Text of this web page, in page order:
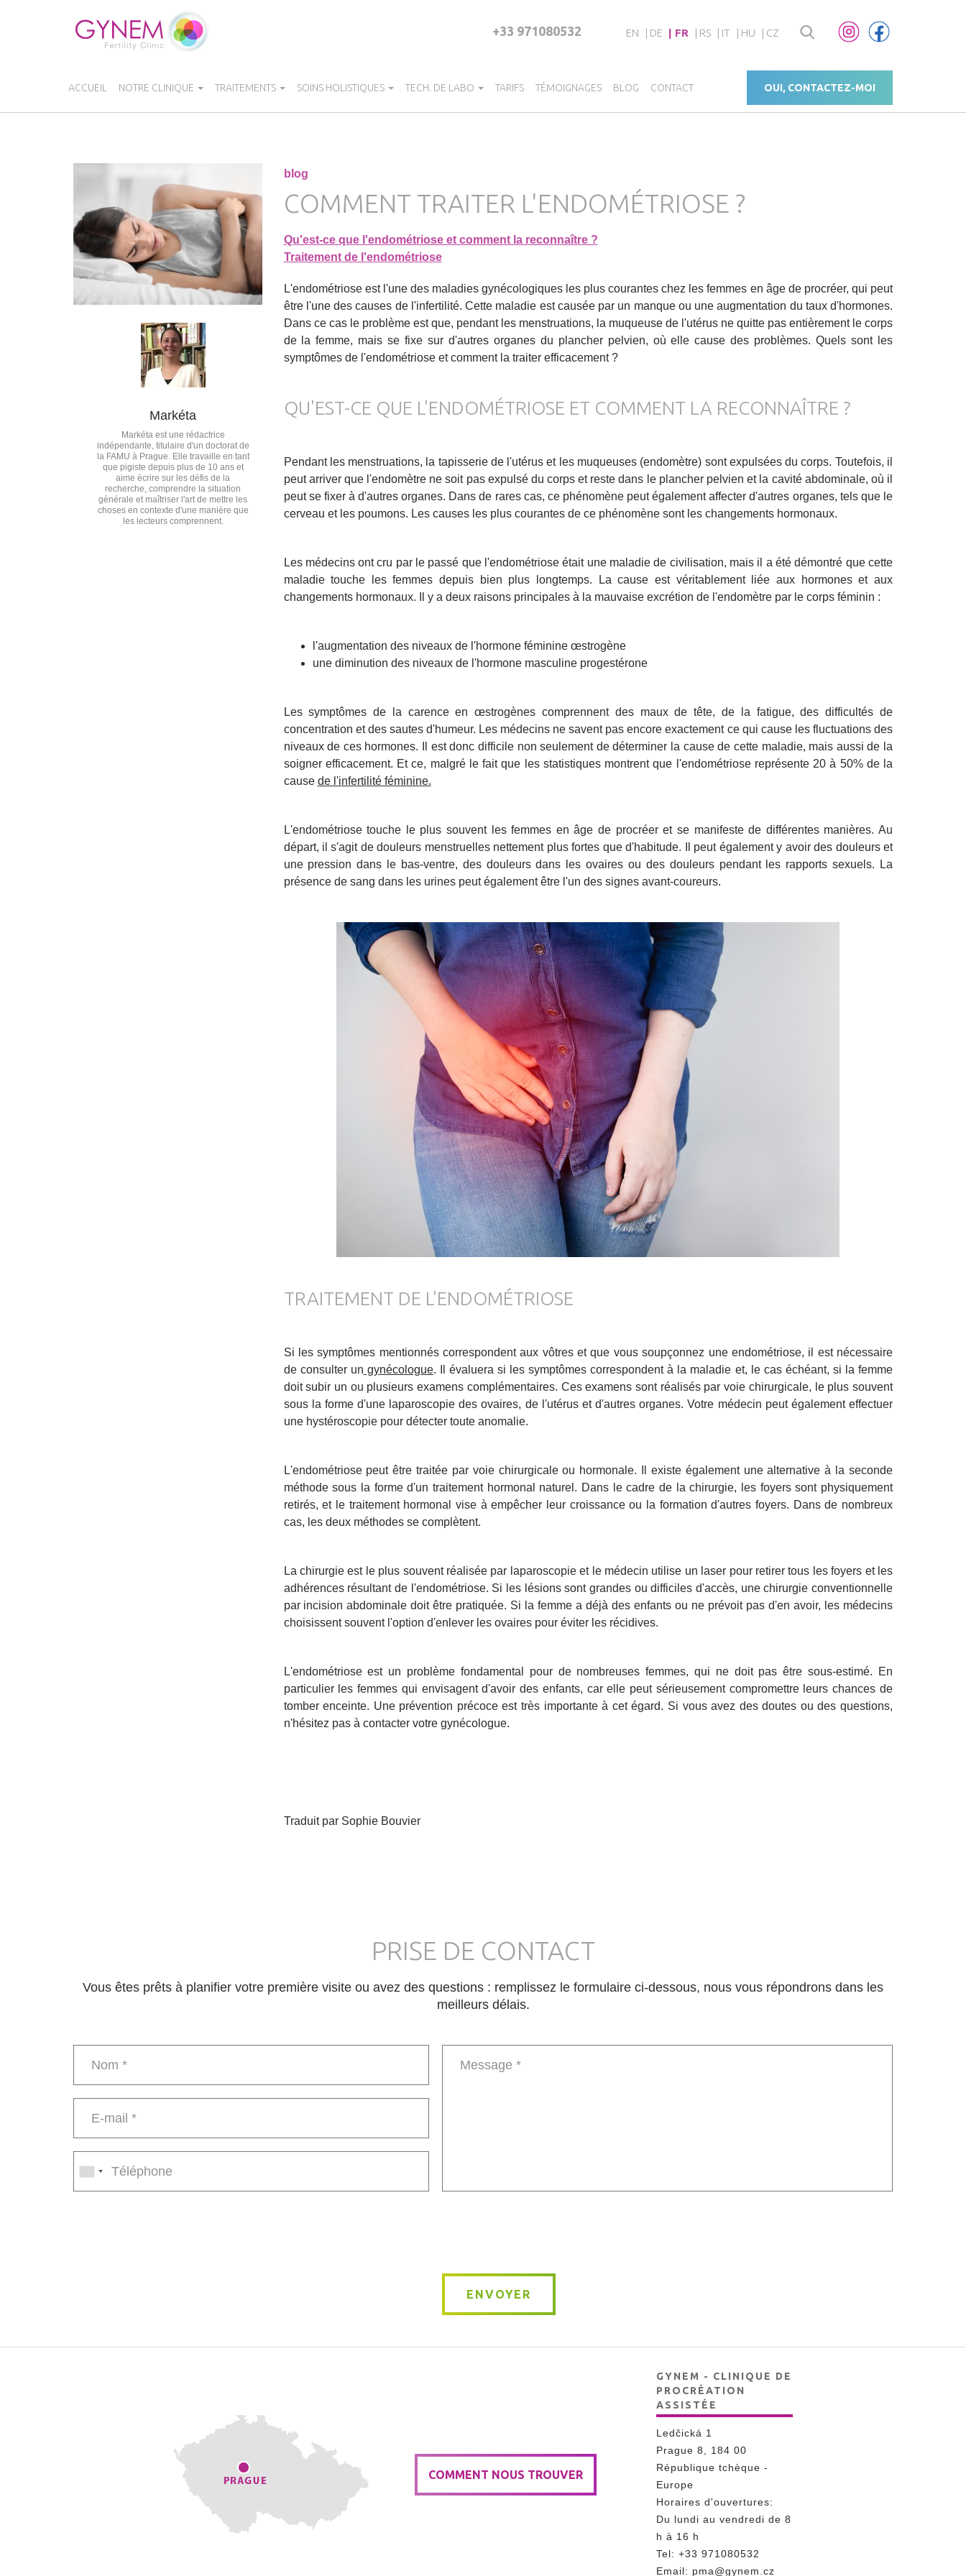
EN DE FR RS IT HU CZ
+33 971080532
ACCUEIL NOTRE CLINIQUE TRAITEMENTS SOINS HOLISTIQUES TECH. DE LABO TARIFS TÉMOIGNAGES BLOG CONTACT OUI, CONTACTEZ-MOI
Markéta
Markéta est une rédactrice
indépendante, titulaire d'un doctorat de
la FAMU à Prague. Elle travaille en tant
que pigiste depuis plus de 10 ans et
aime écrire sur les défis de la
recherche, comprendre la situation
générale et maîtriser l'art de mettre les
choses en contexte d'une manière que
les lecteurs comprennent.
blog
COMMENT TRAITER L'ENDOMÉTRIOSE ?
Qu'est-ce que l'endométriose et comment la reconnaître ?
Traitement de l'endométriose
L'endométriose est l'une des maladies gynécologiques les plus courantes chez les femmes en âge de procréer, qui peut
être l'une des causes de l'infertilité. Cette maladie est causée par un manque ou une augmentation du taux d'hormones.
Dans ce cas le problème est que, pendant les menstruations, la muqueuse de l'utérus ne quitte pas entièrement le corps
de la femme, mais se fixe sur d'autres organes du plancher pelvien, où elle cause des problèmes. Quels sont les
symptômes de l'endométriose et comment la traiter efficacement ?
QU'EST-CE QUE L'ENDOMÉTRIOSE ET COMMENT LA RECONNAÎTRE ?
Pendant les menstruations, la tapisserie de l'utérus et les muqueuses (endomètre) sont expulsées du corps. Toutefois, il
peut arriver que l'endomètre ne soit pas expulsé du corps et reste dans le plancher pelvien et la cavité abdominale, où il
peut se fixer à d'autres organes. Dans de rares cas, ce phénomène peut également affecter d'autres organes, tels que le
cerveau et les poumons. Les causes les plus courantes de ce phénomène sont les changements hormonaux.
Les médecins ont cru par le passé que l'endométriose était une maladie de civilisation, mais il a été démontré que cette
maladie touche les femmes depuis bien plus longtemps. La cause est véritablement liée aux hormones et aux
changements hormonaux. Il y a deux raisons principales à la mauvaise excrétion de l'endomètre par le corps féminin :
l'augmentation des niveaux de l'hormone féminine œstrogène
une diminution des niveaux de l'hormone masculine progestérone
Les symptômes de la carence en œstrogènes comprennent des maux de tête, de la fatigue, des difficultés de
concentration et des sautes d'humeur. Les médecins ne savent pas encore exactement ce qui cause les fluctuations des
niveaux de ces hormones. Il est donc difficile non seulement de déterminer la cause de cette maladie, mais aussi de la
soigner efficacement. Et ce, malgré le fait que les statistiques montrent que l'endométriose représente 20 à 50% de la
cause de l'infertilité féminine.
L'endométriose touche le plus souvent les femmes en âge de procréer et se manifeste de différentes manières. Au
départ, il s'agit de douleurs menstruelles nettement plus fortes que d'habitude. Il peut également y avoir des douleurs et
une pression dans le bas-ventre, des douleurs dans les ovaires ou des douleurs pendant les rapports sexuels. La
présence de sang dans les urines peut également être l'un des signes avant-coureurs.
TRAITEMENT DE L'ENDOMÉTRIOSE
Si les symptômes mentionnés correspondent aux vôtres et que vous soupçonnez une endométriose, il est nécessaire
de consulter un gynécologue. Il évaluera si les symptômes correspondent à la maladie et, le cas échéant, si la femme
doit subir un ou plusieurs examens complémentaires. Ces examens sont réalisés par voie chirurgicale, le plus souvent
sous la forme d'une laparoscopie des ovaires, de l'utérus et d'autres organes. Votre médecin peut également effectuer
une hystéroscopie pour détecter toute anomalie.
L'endométriose peut être traitée par voie chirurgicale ou hormonale. Il existe également une alternative à la seconde
méthode sous la forme d'un traitement hormonal naturel. Dans le cadre de la chirurgie, les foyers sont physiquement
retirés, et le traitement hormonal vise à empêcher leur croissance ou la formation d'autres foyers. Dans de nombreux
cas, les deux méthodes se complètent.
La chirurgie est le plus souvent réalisée par laparoscopie et le médecin utilise un laser pour retirer tous les foyers et les
adhérences résultant de l'endométriose. Si les lésions sont grandes ou difficiles d'accès, une chirurgie conventionnelle
par incision abdominale doit être pratiquée. Si la femme a déjà des enfants ou ne prévoit pas d'en avoir, les médecins
choisissent souvent l'option d'enlever les ovaires pour éviter les récidives.
L'endométriose est un problème fondamental pour de nombreuses femmes, qui ne doit pas être sous-estimé. En
particulier les femmes qui envisagent d'avoir des enfants, car elle peut sérieusement compromettre leurs chances de
tomber enceinte. Une prévention précoce est très importante à cet égard. Si vous avez des doutes ou des questions,
n'hésitez pas à contacter votre gynécologue.
Traduit par Sophie Bouvier
PRISE DE CONTACT
Vous êtes prêts à planifier votre première visite ou avez des questions : remplissez le formulaire ci-dessous, nous vous répondrons dans les
meilleurs délais.
mail
ENVOYER
COMMENT NOUS TROUVER
GYNEM - CLINIQUE DE
PROCRÉATION
ASSISTÉE
Ledčická 1
Prague 8, 184 00
République tchèque -
Europe
Horaires d'ouvertures:
Du lundi au vendredi de 8
h à 16 h
Tel: +33 971080532
Email: pma@gynem.cz